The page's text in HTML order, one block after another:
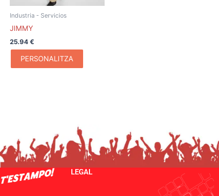
Industria - Servicios
JIMMY
25.94€
PERSONALITZA
LEGAL